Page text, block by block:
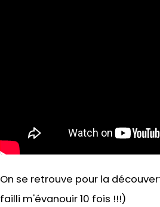
On se retrouve pour la
failli m'évanouir 10 fois !!!)